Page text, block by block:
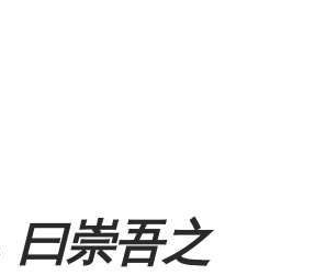
曰崇吾之